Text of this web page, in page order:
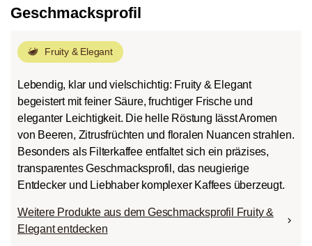
roast
Geschmacksprofil
Fruity & Elegant
Lebendig, klar und vielschichtig: Fruity & Elegant
begeistert mit feiner Säure, fruchtiger Frische und
eleganter Leichtigkeit. Die helle Röstung lässt Aromen
von Beeren, Zitrusfrüchten und floralen Nuancen strahlen.
Besonders als Filterkaffee entfaltet sich ein präzises,
transparentes Geschmacksprofil, das neugierige
Entdecker und Liebhaber komplexer Kaffees überzeugt.
Weitere Produkte aus dem Geschmacksprofil Fruity &
Elegant entdecken